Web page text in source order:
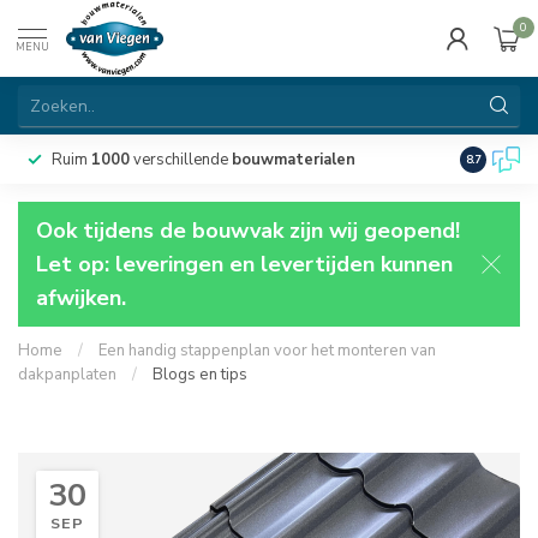
MENU
0
Ruim 1000verschillende bouwmaterialen 8.7
Ook tijdens de bouwvak zijn wij geopend!
Let op: leveringen en levertijden kunnen
afwijken.
Home /
Een handig stappenplan voor het monteren van
dakpanplaten
/ Blogs en tips
30
SEP